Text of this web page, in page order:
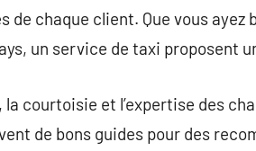
de chaque client. Que vous ayez
un service de taxi proposent
la courtoisie et l’expertise des
de bons guides pour des